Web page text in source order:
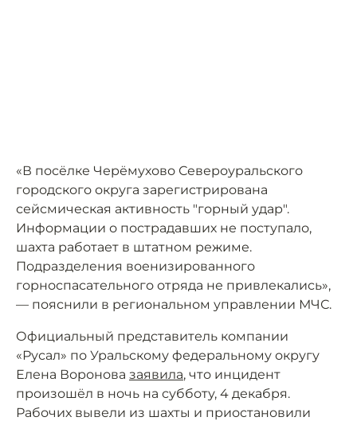
«В посёлке Черёмухово Североуральского
городского округа зарегистрирована
сейсмическая активность "горный удар".
Информации о пострадавших не поступало,
шахта работает в штатном режиме.
Подразделения военизированного
горноспасательного отряда не привлекались»,
— пояснили в региональном управлении МЧС.
Официальный представитель компании
«Русал» по Уральскому федеральному округу
Елена Воронова заявила, что инцидент
произошёл в ночь на субботу, 4 декабря.
Рабочих вывели из шахты и приостановили